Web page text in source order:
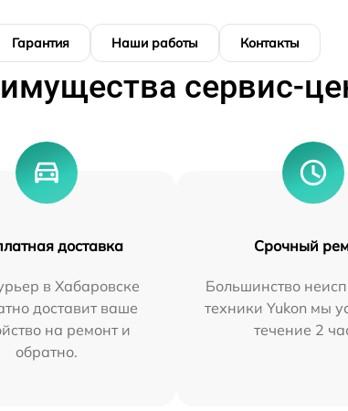
Гарантия Наши работы Контакты
сервис-
доставка
в Хабаровске
доставит ваше
на ремонт и
обратно.
Срочный
Большинство
техники Yukon мы
течение 2